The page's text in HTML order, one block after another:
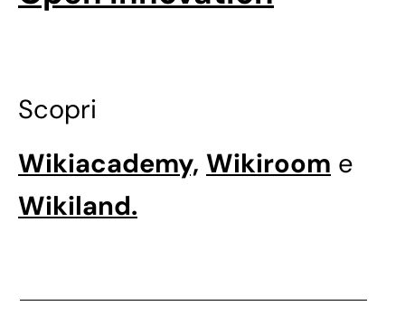
Scopri
Wikiacademy, Wikiroom e
Wikiland.